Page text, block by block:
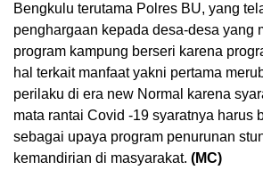
Bengkulu terutama Polres BU, yang
penghargaan kepada desa-desa yang
program kampung berseri karena
hal terkait manfaat yakni pertama
perilaku di era new Normal karena
mata rantai Covid -19 syaratnya harus
sebagai upaya program penurunan
kemandirian di masyarakat. (MC)